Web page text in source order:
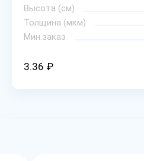
Высота (см)
Толщина (мкм)
Мин.заказ
3.36 ₽